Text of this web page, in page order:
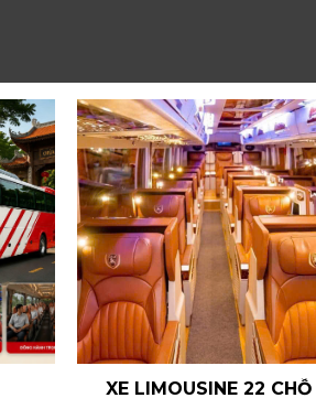
XE LIMOUSINE 22 CHỖ